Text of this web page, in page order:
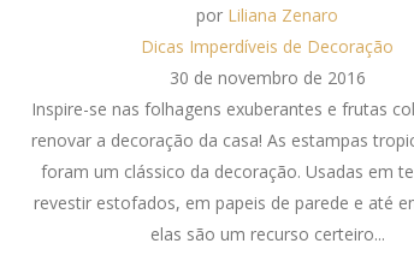
por Liliana Zenaro
Dicas Imperdíveis de Decoração
30 de novembro de 2016
Inspire-se nas folhagens exuberantes e frutas
renovar a decoração da casa! As estampas
foram um clássico da decoração. Usadas em
revestir estofados, em papeis de parede e até
elas são um recurso certeiro...